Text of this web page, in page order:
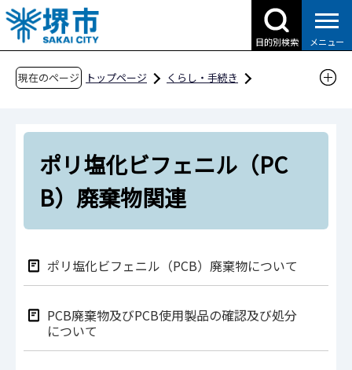
こ
の
ペ
目的別検索 メニュー
現在のページ トップページ
くらし・手続き
事業所から出るごみ
産業廃棄物
ポリ塩化ビフェニル（PCB）廃棄物関連
ポリ塩化ビフェニル（PC
B）廃棄物関連
ポリ塩化ビフェニル（PCB）廃棄物について
PCB廃棄物及びPCB使用製品の確認及び処分
について